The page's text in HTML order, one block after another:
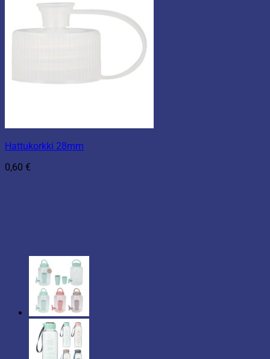
Hattukorkki 28mm
0,60 €